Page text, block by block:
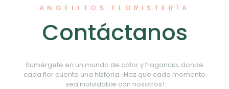
ANGELITOS FLORISTERÍA
Contáctanos
Sumérgete en un mundo de color y fragancia, donde
cada flor cuenta una historia. ¡Haz que cada momento
sea inolvidable con nosotros!